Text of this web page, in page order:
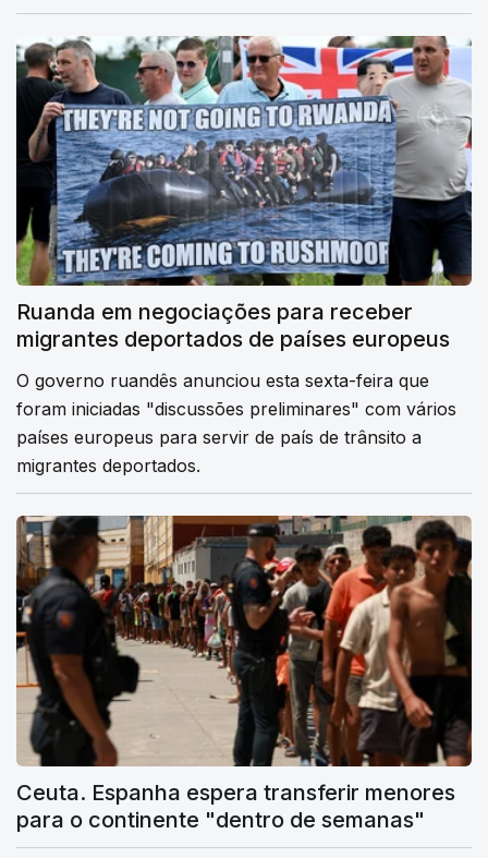
Ruanda em negociações para receber
migrantes deportados de países europeus
O governo ruandês anunciou esta sexta-feira que
foram iniciadas "discussões preliminares" com vários
países europeus para servir de país de trânsito a
migrantes deportados.
Ceuta. Espanha espera transferir menores
para o continente "dentro de semanas"